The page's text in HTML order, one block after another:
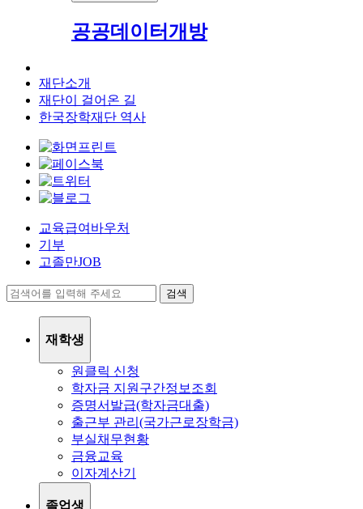
공공데이터개방
재단소개
재단이 걸어온 길
한국장학재단 역사
교육급여바우처
기부
고졸만JOB
검색
재학생
원클릭 신청
학자금 지원구간정보조회
증명서발급(학자금대출)
출근부 관리(국가근로장학금)
부실채무현황
금융교육
이자계산기
졸업생